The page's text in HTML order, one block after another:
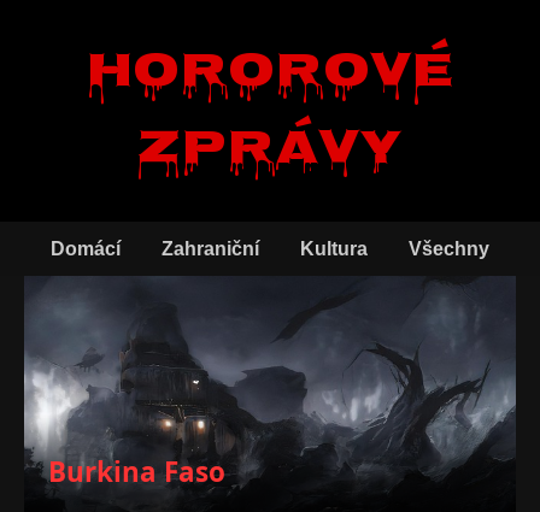
Hororové
zprávy
Domácí Zahraniční Kultura Všechny
Burkina Faso